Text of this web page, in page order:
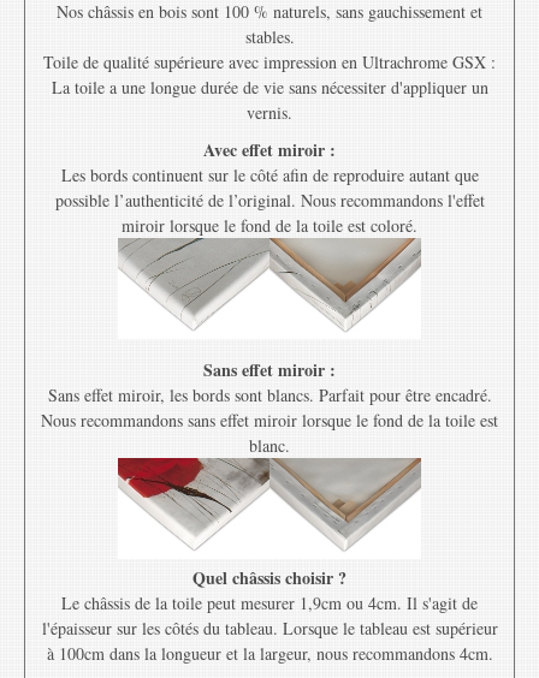
Nos châssis en bois sont 100 % naturels, sans gauchissement et
stables.
Toile de qualité supérieure avec impression en Ultrachrome GSX :
La toile a une longue durée de vie sans nécessiter d'appliquer un
vernis.
Avec effet miroir :
Les bords continuent sur le côté afin de reproduire autant que
possible l’authenticité de l’original. Nous recommandons l'effet
miroir lorsque le fond de la toile est coloré.
Sans effet miroir :
Sans effet miroir, les bords sont blancs. Parfait pour être encadré.
Nous recommandons sans effet miroir lorsque le fond de la toile est
blanc.
Quel châssis choisir ?
Le châssis de la toile peut mesurer 1,9cm ou 4cm. Il s'agit de
l'épaisseur sur les côtés du tableau. Lorsque le tableau est supérieur
à 100cm dans la longueur et la largeur, nous recommandons 4cm.